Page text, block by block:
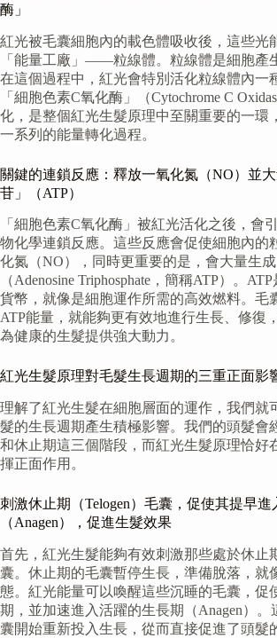
酶」
紅光被毛囊細胞內的載色體吸收後，這些光
「能量工廠」——粒線體。粒線體是細胞產
在這個過程中，紅光會特別活化粒線體內一
「細胞色素C氧化酶」（Cytochrome C
化，是整個紅光生髮原理中至關重要的一環
一系列的能量轉化過程。
關鍵的連鎖反應：釋放一氧化氮（NO）並
苷」（ATP）
「細胞色素C氧化酶」被紅光活化之後，會
物化學連鎖反應。這些反應會促使細胞內的
化氮（NO），同時更重要的是，會大量生成
（Adenosine Triphosphate，簡稱ATP）。
貨幣，就像是細胞運作所需的高效燃料。毛
ATP能量，就能夠更有效地進行生長、修復
為健康的生髮提供強大動力。
紅光生髮原理對毛髮生長週期的三重正面影
理解了紅光生髮在細胞層面的運作，我們就
髮的生長週期產生積極影響。我們的頭髮會
和休止期這三個階段，而紅光生髮原理恰好
揮正面作用。
刺激休止期（Telogen）毛囊，促使其提早進
（Anagen），促進生髮效果
首先，紅光生髮能夠有效刺激那些處於休止
囊。休止期的毛囊暫停生長，準備脫落，就
態。紅光能量可以喚醒這些沉睡的毛囊，促
期，並加速進入活躍的生長期（Anagen）
囊開始重新投入生長，從而直接促進了頭髮